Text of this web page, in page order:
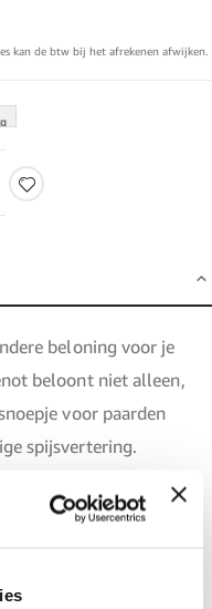
kan de btw bij het afrekenen afwijken.
beloning voor je
beloont niet alleen,
voor paarden
spijsvertering.